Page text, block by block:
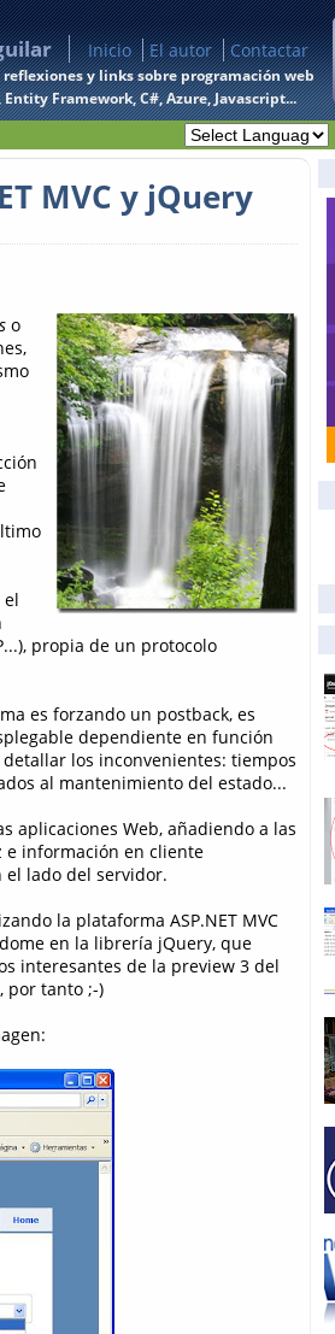
Inicio El autor Contactar
y links sobre programación web
Entity Framework, C#, Azure, Javascript...
MVC y jQuery
o
el
propia de un protocolo
es forzando un postback, es
dependiente en función
los inconvenientes: tiempos
al mantenimiento del estado...
aplicaciones Web, añadiendo a las
e información en cliente
el lado del servidor.
la plataforma ASP.NET MVC
en la librería jQuery, que
interesantes de la preview 3 del
por tanto ;-)